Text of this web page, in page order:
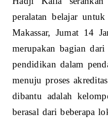
peralatan belajar
Makassar, Jumat 14
merupakan bagian
pendidikan dalam
menuju proses
dibantu adalah
berasal dari beberapa